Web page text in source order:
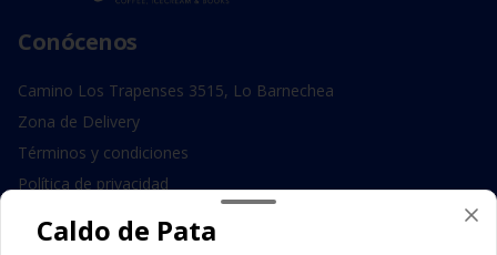
Conócenos
Camino Los Trapenses 3515, Lo Barnechea
Zona de Delivery
Términos y condiciones
Política de privacidad
Redes sociales
Caldo de Pata